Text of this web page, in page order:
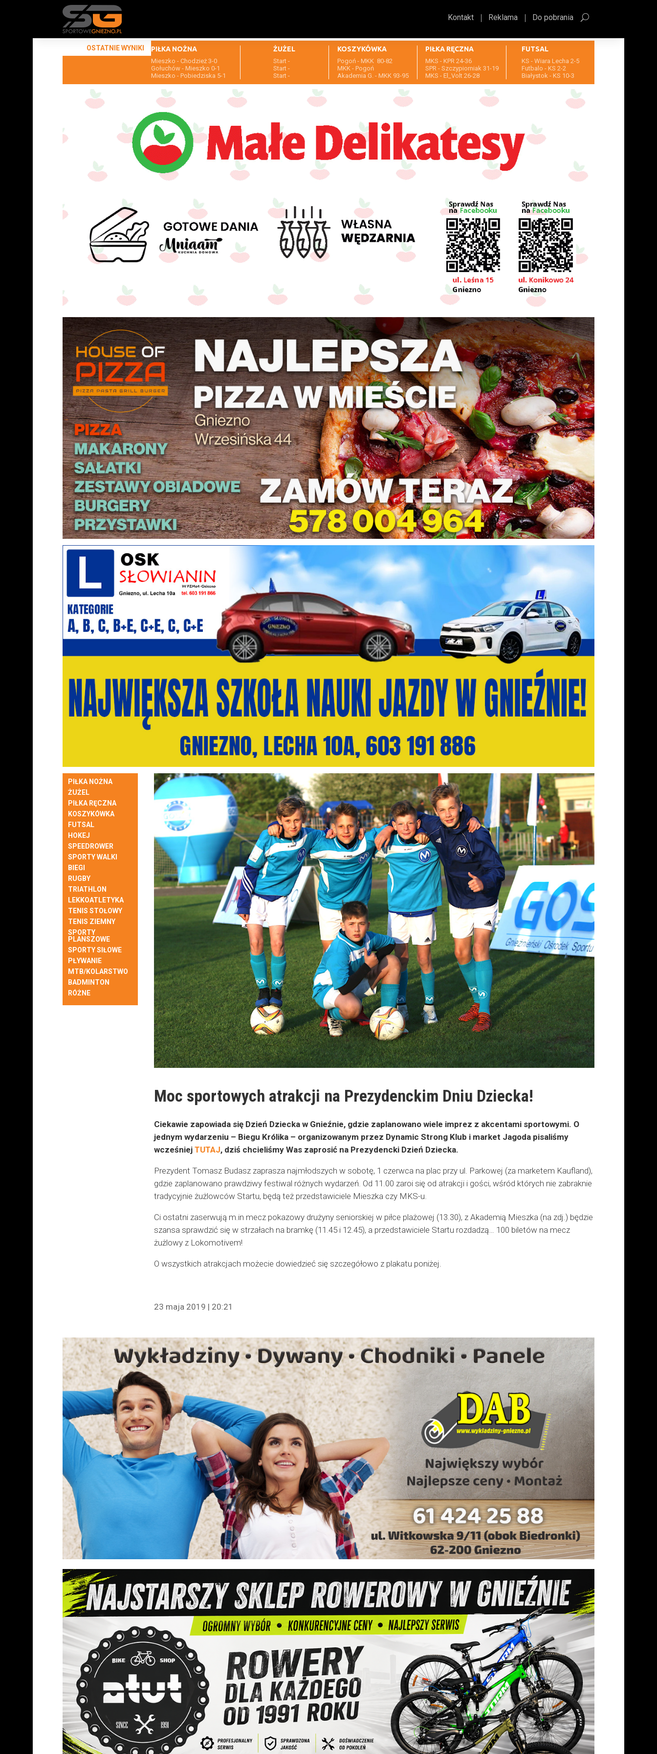
Kontakt Reklama Do pobrania
OSTATNIE WYNIKI PIŁKA NOŻNA
Mieszko - Chodzież 3-0
Gołuchów - Mieszko 0-1
Mieszko - Pobiedziska 5-1
ŻUŻEL
Start -
Start -
Start -
KOSZYKÓWKA
Pogoń - MKK 80-82
MKK - Pogoń
Akademia G. - MKK 93-95
PIŁKA RĘCZNA
MKS - KPR 24-36
SPR - Szczypiorniak 31-19
MKS - El_Volt 26-28
FUTSAL
KS - Wiara Lecha 2-5
Futbalo - KS 2-2
Białystok - KS 10-3
PIŁKA NOŻNA
ŻUŻEL
PIŁKA RĘCZNA
KOSZYKÓWKA
FUTSAL
HOKEJ
SPEEDROWER
SPORTY WALKI
BIEGI
RUGBY
TRIATHLON
LEKKOATLETYKA
TENIS STOŁOWY
TENIS ZIEMNY
SPORTY
PLANSZOWE
SPORTY SIŁOWE
PŁYWANIE
MTB/KOLARSTWO
BADMINTON
RÓŻNE
Moc sportowych atrakcji na Prezydenckim Dniu Dziecka!
Ciekawie zapowiada się Dzień Dziecka w Gnieźnie, gdzie zaplanowano wiele imprez z akcentami sportowymi. O
jednym wydarzeniu – Biegu Królika – organizowanym przez Dynamic Strong Klub i market Jagoda pisaliśmy
wcześniej TUTAJ, dziś chcieliśmy Was zaprosić na Prezydencki Dzień Dziecka.
Prezydent Tomasz Budasz zaprasza najmłodszych w sobotę, 1 czerwca na plac przy ul. Parkowej (za marketem Kaufland),
gdzie zaplanowano prawdziwy festiwal różnych wydarzeń. Od 11.00 zaroi się od atrakcji i gości, wśród których nie zabraknie
tradycyjnie żużlowców Startu, będą też przedstawiciele Mieszka czy MKS-u.
Ci ostatni zaserwują m.in mecz pokazowy drużyny seniorskiej w piłce plażowej (13.30), z Akademią Mieszka (na zdj.) będzie
szansa sprawdzić się w strzałach na bramkę (11.45 i 12.45), a przedstawiciele Startu rozdadzą… 100 biletów na mecz
żużlowy z Lokomotivem!
O wszystkich atrakcjach możecie dowiedzieć się szczegółowo z plakatu poniżej.
23 maja 2019 | 20:21